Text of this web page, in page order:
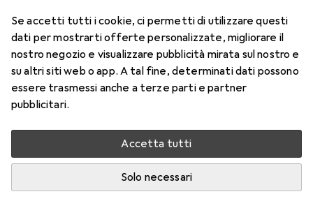
Se accetti tutti i cookie, ci permetti di utilizzare questi
dati per mostrarti offerte personalizzate, migliorare il
nostro negozio e visualizzare pubblicità mirata sul nostro e
su altri siti web o app. A tal fine, determinati dati possono
essere trasmessi anche a terze parti e partner
pubblicitari.
Accetta tutti
Solo necessari
-1.5, Obiettivo mensile, 6 pz., Torico
Prezzo in EUR IVA incl.
Consegna tra lun, 17/8 e mer, 19/8
Più di 10 pezzi in stock presso il fornitore